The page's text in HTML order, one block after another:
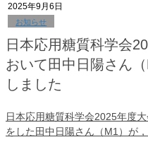
2025年9月6日
お知らせ
日本応用糖質科学会
おいて田中日陽さん
しました
日本応用糖質科学会2025年度
をした田中日陽さん（M1）が